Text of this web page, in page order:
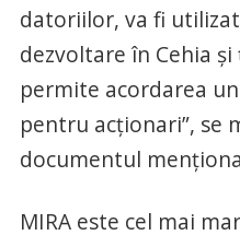
datoriilor, va fi
dezvoltare în Cehia
permite acordarea
pentru acţionari”, se
documentul
MIRA este cel mai